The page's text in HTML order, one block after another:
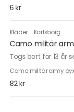
6 kr
Kläder · Karlsborg
Camo militär
Togs bort för 13 år
Camo militär army
82 kr